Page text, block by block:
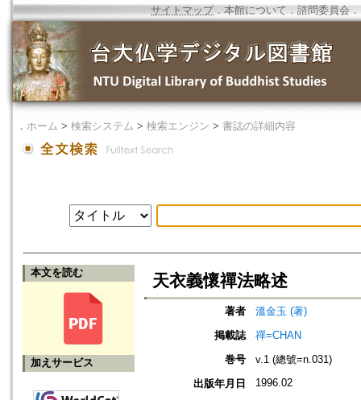
サイトマップ．本館について ． 諮問委員会 ．
． ホーム > 検索システム > 検索エンジン > 書誌の詳細内容
本文を読む
加えサービス
天衣義懷禪法略述
著者
溫金玉 (著)
掲載誌
禪=CHAN
巻号
v.1 (總號=n.031)
出版年月日
1996.02